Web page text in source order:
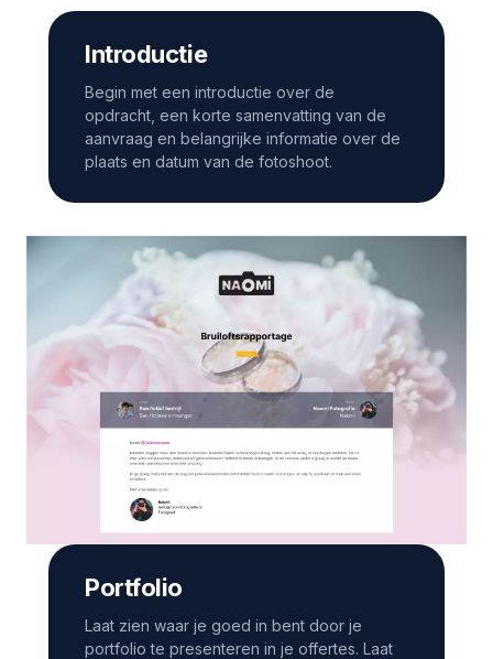
Introductie
Begin met een introductie over de
opdracht, een korte samenvatting van de
aanvraag en belangrijke informatie over de
plaats en datum van de fotoshoot.
Portfolio
Laat zien waar je goed in bent door je
portfolio te presenteren in je offertes. Laat